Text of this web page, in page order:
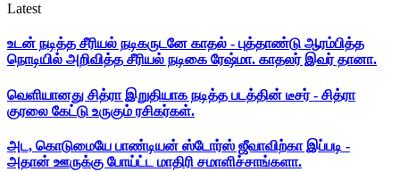
Latest
உடன் நடித்த சீரியல் நடிகருடனே காதல் - புத்தாண்டு ஆரம்பித்த
நொடியில் அறிவித்த சீரியல் நடிகை ரேஷ்மா. காதலர் இவர் தானா.
வெளியானது சித்ரா இறுதியாக நடித்த படத்தின் டீசர் - சித்ரா
குரலை கேட்டு உருகும் ரசிகர்கள்.
அட, கொடுமையே பாண்டியன் ஸ்டோர்ஸ் ஜீவாவிற்கா இப்படி -
அதான் ஊருக்கு போய்ட்ட மாதிரி சமாளிச்சாங்களா.